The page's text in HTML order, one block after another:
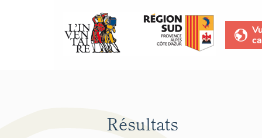
Résultats